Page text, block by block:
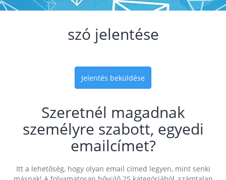
szó jelentése
Jelentés beküldése
Szeretnél magadnak
személyre szabott, egyedi
emailcímet?
Itt a lehetőség, hogy olyan email címed legyen, mint senki